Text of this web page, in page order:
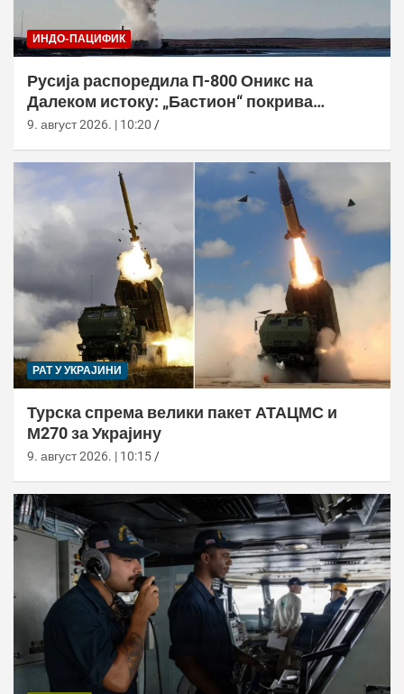
ИНДО-ПАЦИФИК
Русија распоредила П-800 Оникс на
Далеком истоку: „Бастион“ покрива
Куриле, Камчатку и Чукотку
9. август 2026. | 10:20
РАТ У УКРАЈИНИ
Турска спрема велики пакет АТАЦМС и
М270 за Украјину
9. август 2026. | 10:15